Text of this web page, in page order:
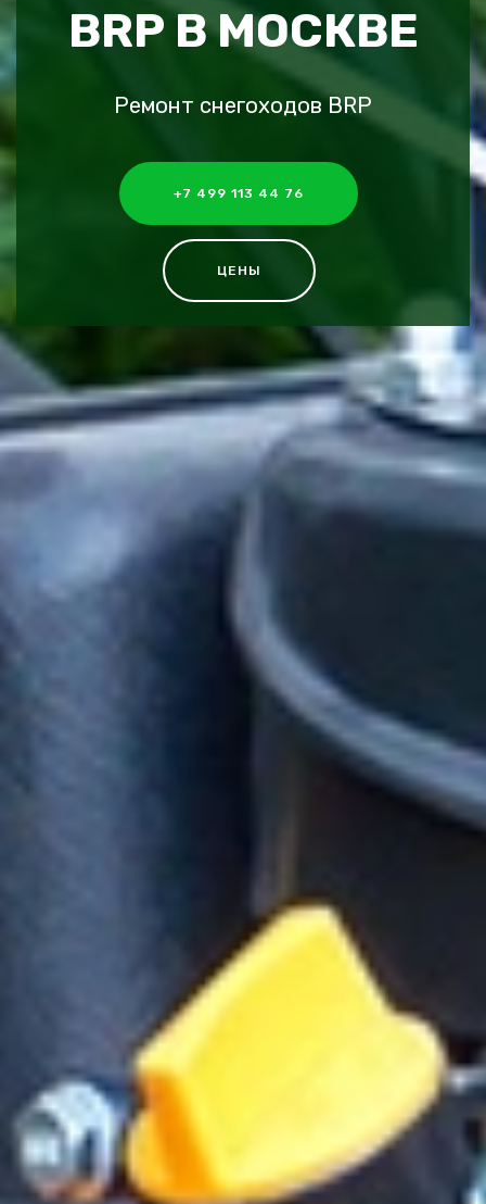
BRP В МОСКВЕ
Ремонт снегоходов BRP
+7 499 113 44 76
ЦЕНЫ